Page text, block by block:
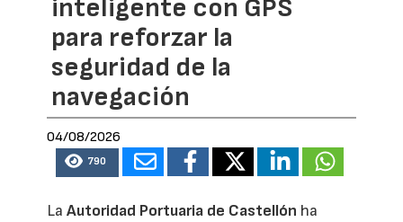
inteligente con GPS
para reforzar la
seguridad de la
navegación
04/08/2026
790
LaAutoridad Portuaria de Castellón ha